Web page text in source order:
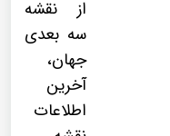
از نقشه
سه بعدی
جهان،
آخرین
اطلاعات